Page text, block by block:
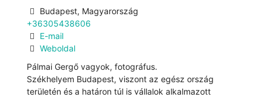
Budapest, Magyarország
+36305438606
E-mail
Weboldal
Pálmai Gergő vagyok, fotográfus.
Székhelyem Budapest, viszont az egész ország
területén és a határon túl is vállalok alkalmazott